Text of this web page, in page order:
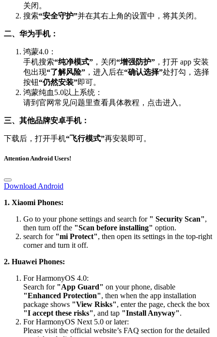
关闭。
搜索“安全守护”并在其右上角的设置中，将其关闭。
二、华为手机：
鸿蒙4.0：
手机搜索“纯净模式” ，关闭“增强防护” ，打开 app 安装
包出现“了解风险” ，进入后在“确认选择”处打勾，选择
按钮“仍然安装”即可。
鸿蒙纯血5.0以上系统：
请到官网常见问题里查看具体教程，点击进入。
三、其他品牌安卓手机：
下载后，打开手机“飞行模式”再安装即可。
Attention Android Users!
Download Android
1. Xiaomi Phones:
Go to your phone settings and search for " Security Scan",
then turn off the "Scan before installing" option.
search for "mi Protect", then open its settings in the top-right
corner and turn it off.
2. Huawei Phones:
For HarmonyOS 4.0:
Search for "App Guard" on your phone, disable
"Enhanced Protection", then when the app installation
package shows "View Risks", enter the page, check the box
"I accept these risks", and tap "Install Anyway".
For HarmonyOS Next 5.0 or later:
Please visit the official website’s FAQ section for the detailed